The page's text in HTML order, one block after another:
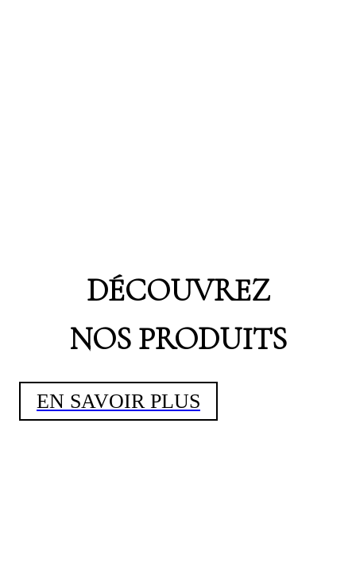
DÉCOUVREZ
NOS PRODUITS
EN SAVOIR PLUS